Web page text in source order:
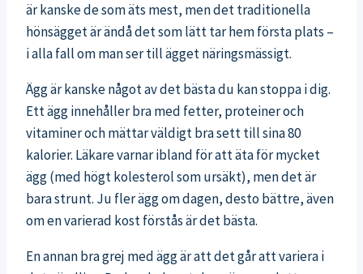
är kanske de som äts mest, men det traditionella
hönsägget är ändå det som lätt tar hem första plats –
i alla fall om man ser till ägget näringsmässigt.
Ägg är kanske något av det bästa du kan stoppa i dig.
Ett ägg innehåller bra med fetter, proteiner och
vitaminer och mättar väldigt bra sett till sina 80
kalorier. Läkare varnar ibland för att äta för mycket
ägg (med högt kolesterol som ursäkt), men det är
bara strunt. Ju fler ägg om dagen, desto bättre, även
om en varierad kost förstås är det bästa.
En annan bra grej med ägg är att det går att variera i